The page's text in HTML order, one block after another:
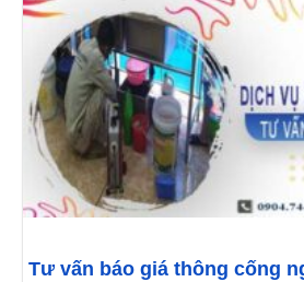
Tư vấn báo giá thông cống